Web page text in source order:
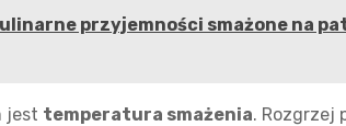
przyjemności smażone na
jest temperatura smażenia. Rozgrzej